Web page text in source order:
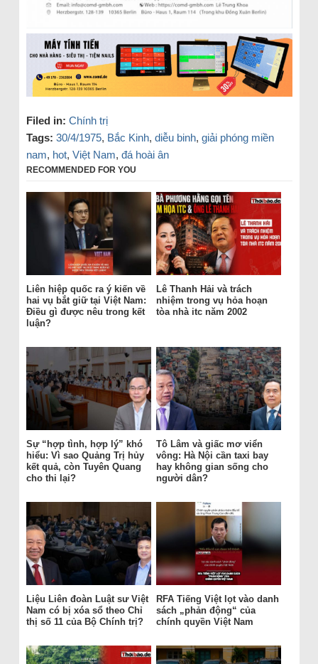
Filed in: Chính trị
Tags: 30/4/1975, Bắc Kinh, diễu binh, giải phóng miền
nam, hot, Việt Nam, đá hoài ân
RECOMMENDED FOR YOU
Liên hiệp quốc ra ý kiến về
hai vụ bắt giữ tại Việt Nam:
Điều gì được nêu trong kết
luận?
Lê Thanh Hải và trách
nhiệm trong vụ hỏa hoạn
tòa nhà itc năm 2002
Sự “hợp tình, hợp lý” khó
hiểu: Vì sao Quảng Trị hủy
kết quả, còn Tuyên Quang
cho thi lại?
Tô Lâm và giấc mơ viển
vông: Hà Nội cần taxi bay
hay không gian sống cho
người dân?
Liệu Liên đoàn Luật sư Việt
Nam có bị xóa sổ theo Chỉ
thị số 11 của Bộ Chính trị?
RFA Tiếng Việt lọt vào danh
sách „phản động“ của
chính quyền Việt Nam